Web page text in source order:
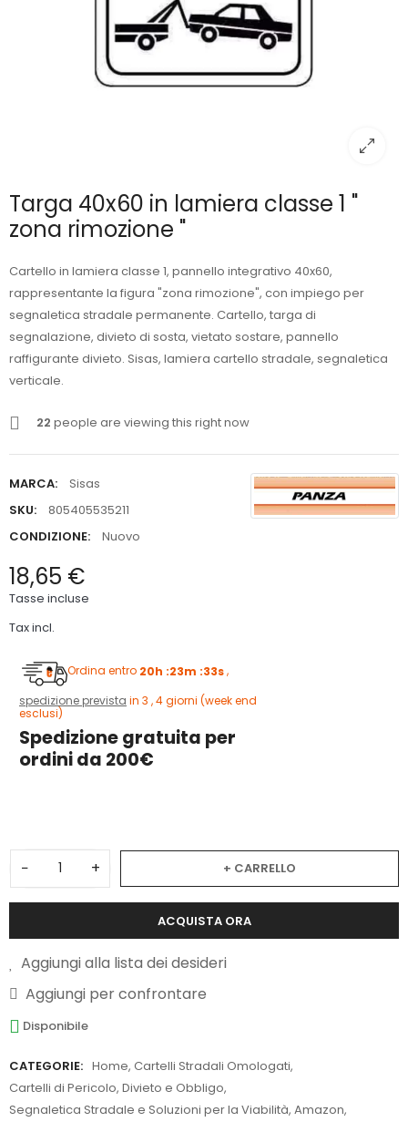
Targa 40x60 in lamiera classe 1 "
zona rimozione "
Cartello in lamiera classe 1, pannello integrativo 40x60,
rappresentante la figura "zona rimozione", con impiego per
segnaletica stradale permanente. Cartello, targa di
segnalazione, divieto di sosta, vietato sostare, pannello
raffigurante divieto. Sisas, lamiera cartello stradale, segnaletica
verticale.
22 people are viewing this right now
MARCA:
Sisas
SKU:
805405535211
CONDIZIONE:
Nuovo
18,65 €
Tasse incluse
Tax incl.
Ordina entro 20h :23m :32s,
spedizione prevista in 3 , 4 giorni (week end
esclusi)
Spedizione gratuita per
ordini da 200€
− + + CARRELLO
ACQUISTA ORA
Aggiungi alla lista dei desideri
Aggiungi per confrontare
Disponibile
CATEGORIE: Home, Cartelli Stradali Omologati,
Cartelli di Pericolo, Divieto e Obbligo,
Segnaletica Stradale e Soluzioni per la Viabilità, Amazon,